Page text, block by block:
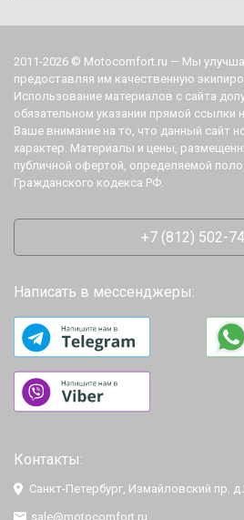
2011-2026 © Motocomfort.ru — Мы
предоставляя им качественную
Использование материалов с сайта
обязательном указании прямой ссылки
Ваше внимание на то, что данный сайт
характер. Материалы и цены,
публичной офертой, определяемой
Гражданского кодекса РФ.
+7 (812) 502-
Написать в мессенджеры:
Контакты:
Санкт-Петербург, Измайловский пр.
sale@motocomfort.ru